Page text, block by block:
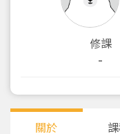
修課
-
關於